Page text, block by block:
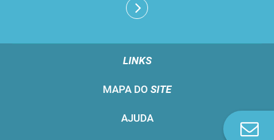
LINKS
MAPA DO SITE
AJUDA